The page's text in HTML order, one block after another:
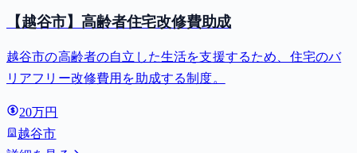
【越谷市】高齢者住宅改修費助成
越谷市の高齢者の自立した生活を支援するため、住宅のバ
リアフリー改修費用を助成する制度。
20万円
越谷市